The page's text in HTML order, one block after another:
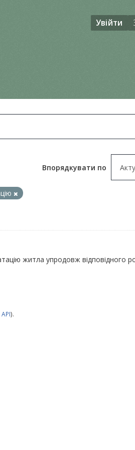
Увійти
Впорядкувати по
житла упродовж відповідного
).